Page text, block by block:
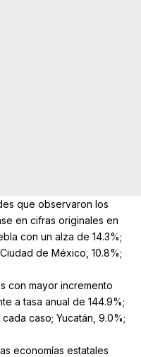
que observaron los
en cifras originales en
con un alza de 14.3%;
de México, 10.8%;
con mayor incremento
a tasa anual de 144.9%;
caso; Yucatán, 9.0%;
economías estatales